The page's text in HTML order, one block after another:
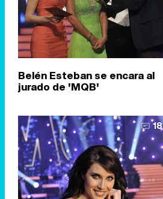
Belén Esteban se encara al
jurado de 'MQB'
18